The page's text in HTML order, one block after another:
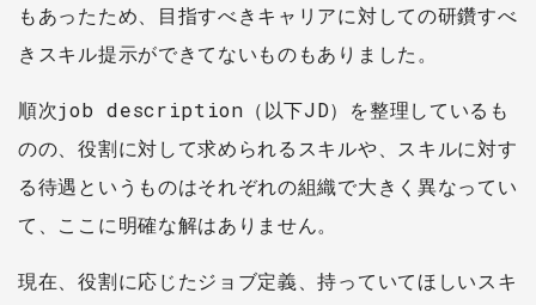
もあったため、目指すべきキャリアに対しての研鑽すべ
きスキル提示ができてないものもありました。
順次job description（以下JD）を整理しているも
のの、役割に対して求められるスキルや、スキルに対す
る待遇というものはそれぞれの組織で大きく異なってい
て、ここに明確な解はありません。
現在、役割に応じたジョブ定義、持っていてほしいスキ